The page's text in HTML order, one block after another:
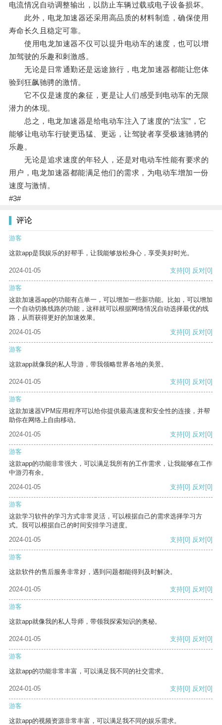
电流情况自动调整输出，以防止车辆过载或电子设备损坏。
此外，电龙加速器还采用高品质的材料制造，确保使用
寿命长久且稳定可靠。
使用电龙加速器不仅可以提升电动车的速度，也可以增
加驾驶的乐趣和刺激感。
无论是日常通勤还是远途旅行，电龙加速器都能让您体
验到狂飙驰骋的激情。
它不仅是速度的象征，更是让人们感受到电动车的无限
潜力的体现。
总之，电龙加速器是给电动车注入了速度的“法宝”，它
能够让电动车行驶更迅猛、更远，让驾驶者享受极速驰骋的
乐趣。
无论是追求速度的年轻人，还是对电动车性能有要求的
用户，电龙加速器都能满足他们的需求，为电动车增加一份
速度与激情。
#3#
评论
游客
这款app是我娱乐的好帮手，让我能够放松身心，享受美好时光。
2024-01-05 支持[0] 反对[0]
游客
这款加速器app的功能有点单一，可以增加一些新功能。比如，可以增加
一个自动切换线路的功能，这样就可以根据网络情况自动选择最优的线
路，从而获得更好的加速效果。
2024-01-05
支持[0] 反对[0]
游客
这款app就像我的私人导游，带我领略世界各地的美景。
2024-01-05 支持[0] 反对[0]
游客
这款加速器VPM应用程序可以给你提供最高速度和安全性的连接，并帮
助你在网络上自由移动。
2024-01-05
支持[0] 反对[0]
游客
这款app的功能非常强大，可以满足我所有的工作需求，让我能够在工作
中游刃有余。
2024-01-05
支持[0] 反对[0]
游客
这款学习软件的学习方式非常灵活，可以根据自己的需求选择学习方
式。我可以根据自己的时间安排学习进度。
2024-01-05
支持[0] 反对[0]
游客
这款软件的售后服务非常好，遇到问题都能得到及时解决。
2024-01-05 支持[0] 反对[0]
游客
这款app就像我的私人导师，带领我探索知识的奥秘。
2024-01-05 支持[0] 反对[0]
游客
这款app的功能非常丰富，可以满足我不同的社交需求。
2024-01-05 支持[0] 反对[0]
游客
这款app的视频资源非常丰富，可以满足我不同的娱乐需求。